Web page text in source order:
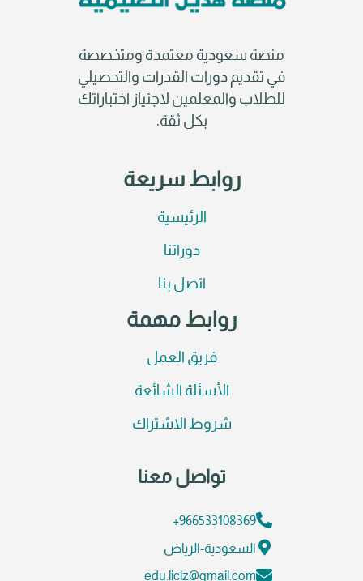
منصة سعودية معتمدة ومتخصصة
في تقديم دورات القدرات والتحصيلي
للطلاب والمعلمين لاجتياز اختباراتك
بكل ثقة.
روابط سريعة
الرئيسية
دوراتنا
اتصل بنا
روابط مهمة
فريق العمل
الأسئلة الشائعة
شروط الاشتراك
تواصل معنا
966533108369+
السعودية-الرياض
edu.liclz@gmail.com